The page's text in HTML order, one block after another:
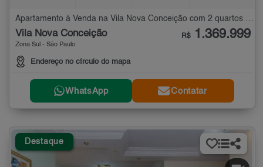
Apartamento à Venda na Vila Nova Conceição com 2 quartos - 60 m²
Vila Nova Conceição
Zona Sul - São Paulo
Endereço no círculo do mapa
R$ 1.369.999
WhatsApp Contatar
Destaque